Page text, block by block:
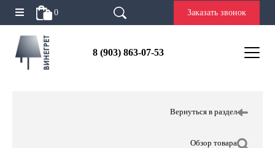
0 Заказать звонок
8 (903) 863-07-53
Вернуться в раздел
Обзор товара